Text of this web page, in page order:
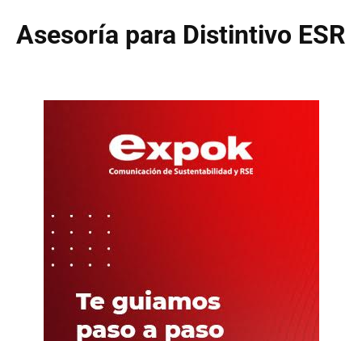
Asesoría para Distintivo ESR